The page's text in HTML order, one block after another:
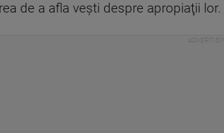
de a afla veşti despre apropiaţii lor.